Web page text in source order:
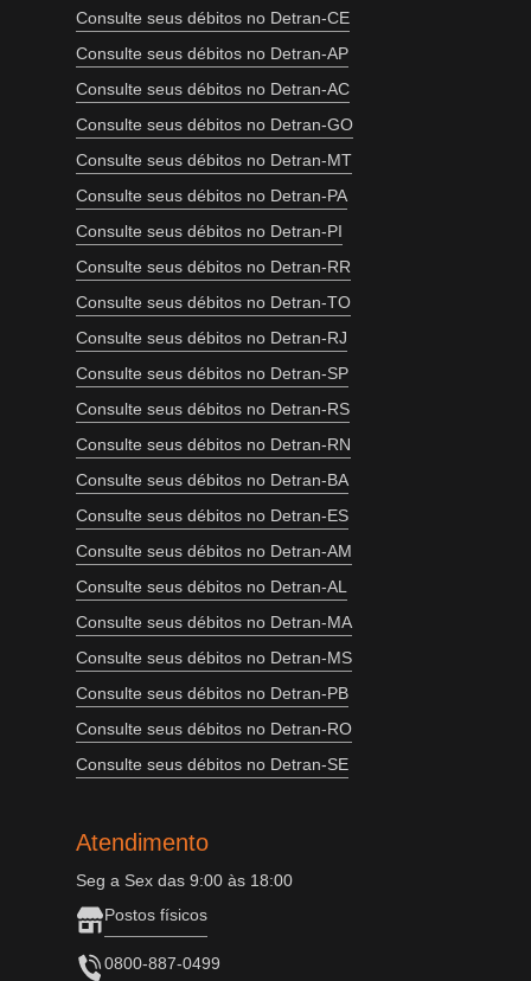
Consulte seus débitos no Detran-CE
Consulte seus débitos no Detran-AP
Consulte seus débitos no Detran-AC
Consulte seus débitos no Detran-GO
Consulte seus débitos no Detran-MT
Consulte seus débitos no Detran-PA
Consulte seus débitos no Detran-PI
Consulte seus débitos no Detran-RR
Consulte seus débitos no Detran-TO
Consulte seus débitos no Detran-RJ
Consulte seus débitos no Detran-SP
Consulte seus débitos no Detran-RS
Consulte seus débitos no Detran-RN
Consulte seus débitos no Detran-BA
Consulte seus débitos no Detran-ES
Consulte seus débitos no Detran-AM
Consulte seus débitos no Detran-AL
Consulte seus débitos no Detran-MA
Consulte seus débitos no Detran-MS
Consulte seus débitos no Detran-PB
Consulte seus débitos no Detran-RO
Consulte seus débitos no Detran-SE
Atendimento
Seg a Sex das 9:00 às 18:00
Postos físicos
0800-887-0499